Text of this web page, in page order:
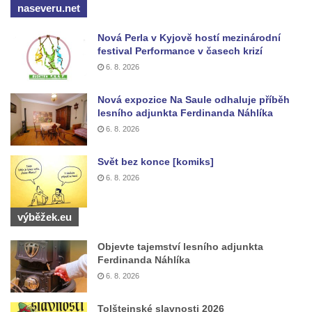
Na Sadech v Českých Budějovicích
Pomník Přemysla Otakara II. v parku Na
Sadech v Českých Budějovicích
Socha Mateřství v parku Na Sadech v
Českých Budějovicích
Památník Otokara Mokrého v parku Na
Sadech v Českých Budějovicích
Poslední dochovaný tramvajový sloup na
Pražské třídě v Českých Budějovicích
Socha Civilizovaní na Husově třídě v
Českých Budějovicích
Socha svatého Jana Nepomuckého Na
Sadech u Mlýnské stoky v Českých
Budějovicích
naseveru.net
Nová Perla v Kyjově hostí mezinárodní
festival Performance v časech krizí
6. 8. 2026
Nová expozice Na Saule odhaluje příběh
lesního adjunkta Ferdinanda Náhlíka
6. 8. 2026
Svět bez konce [komiks]
6. 8. 2026
výběžek.eu
Objevte tajemství lesního adjunkta
Ferdinanda Náhlíka
6. 8. 2026
Tolštejnské slavnosti 2026